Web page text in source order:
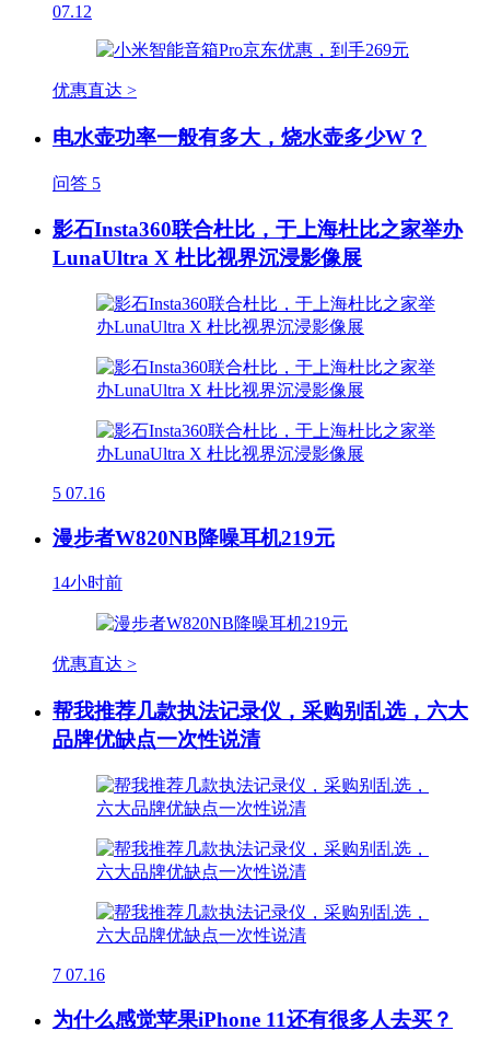
07.12
优惠直达 >
电水壶功率一般有多大，烧水壶多少W？
问答 5
影石Insta360联合杜比，于上海杜比之家举办
LunaUltra X 杜比视界沉浸影像展
5 07.16
漫步者W820NB降噪耳机219元
14小时前
优惠直达 >
帮我推荐几款执法记录仪，采购别乱选，六大
品牌优缺点一次性说清
7 07.16
为什么感觉苹果iPhone 11还有很多人去买？